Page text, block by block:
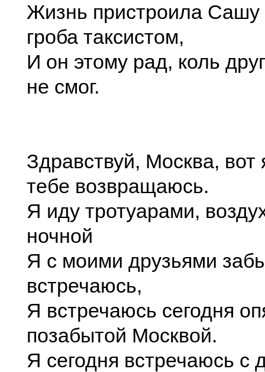
Жизнь пристроила Сашу
гроба таксистом,
И он этому рад, коль
не смог.
Здравствуй, Москва, вот
тебе возвращаюсь.
Я иду тротуарами,
ночной
Я с моими друзьями
встречаюсь,
Я встречаюсь сегодня
позабытой Москвой.
Я сегодня встречаюсь с